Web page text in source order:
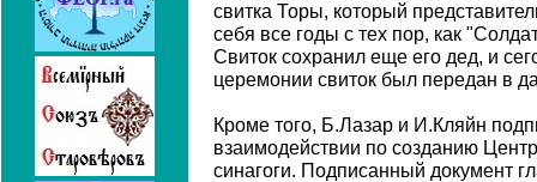
свитка Торы, который
себя все годы с тех пор, как
Свиток сохранил еще его дед, и
церемонии свиток был передан в
Кроме того, Б.Лазар и И.Кляйн
взаимодействии по созданию
синагоги. Подписанный документ